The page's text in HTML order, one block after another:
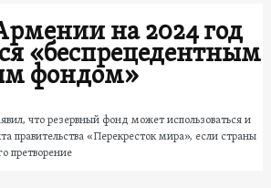
на 2024 год
«беспрецедентным
фондом»
что резервный фонд может использоваться и
правительства «Перекресток мира», если страны
претворение